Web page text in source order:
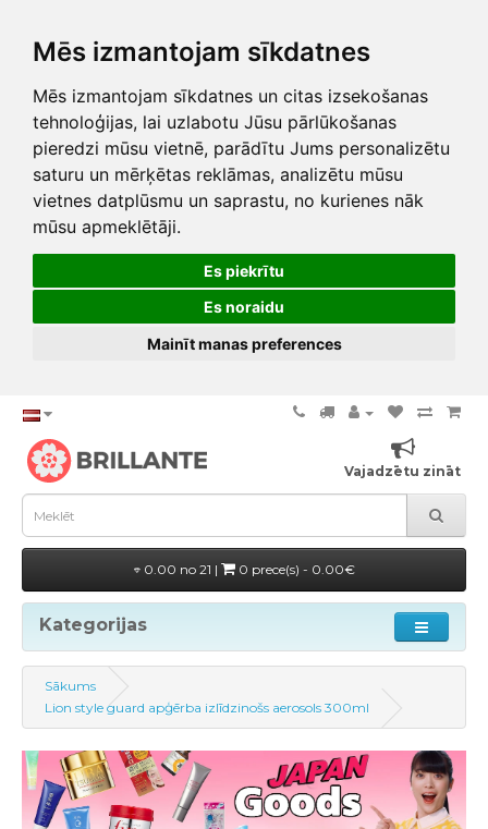
Mēs izmantojam sīkdatnes
Mēs izmantojam sīkdatnes un citas izsekošanas
tehnoloģijas, lai uzlabotu Jūsu pārlūkošanas
pieredzi mūsu vietnē, parādītu Jums personalizētu
saturu un mērķētas reklāmas, analizētu mūsu
vietnes datplūsmu un saprastu, no kurienes nāk
mūsu apmeklētāji.
Es piekrītu
Es noraidu
Mainīt manas preferences
Vajadzētu zināt
0.00 no 21 | 0 prece(s) - 0.00€
Kategorijas
Sākums
Lion style guard apģērba izlīdzinošs aerosols 300ml